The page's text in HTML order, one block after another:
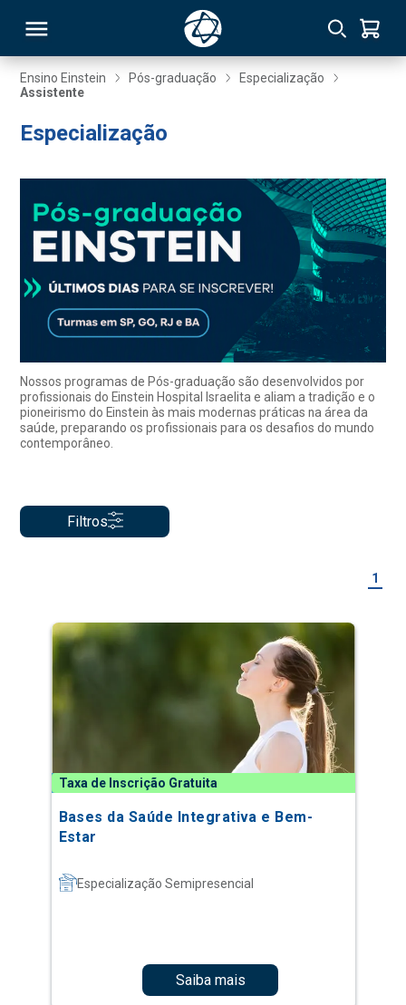
Ensino Einstein Pós-graduação
Especialização
Assistente
Especialização
Nossos programas de Pós-graduação são desenvolvidos por
profissionais do Einstein Hospital Israelita e aliam a tradição e o
pioneirismo do Einstein às mais modernas práticas na área da
saúde, preparando os profissionais para os desafios do mundo
contemporâneo.
Filtros
1
Taxa de Inscrição Gratuita
Bases da Saúde Integrativa e Bem-
Estar
Especialização Semipresencial
Saiba mais